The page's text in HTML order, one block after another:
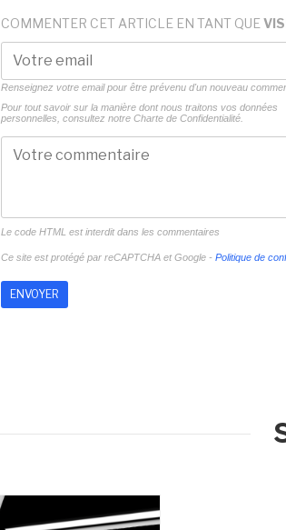
COMMENTER CET ARTICLE EN TANT QUE
Renseignez votre email pour être prévenu d'un nouveau
Pour tout savoir sur la manière dont nous traitons vos données
personnelles, consultez notre Charte de Confidentialité.
Le code HTML est interdit dans les commentaires
Ce site est protégé par reCAPTCHA et Google - Politique de